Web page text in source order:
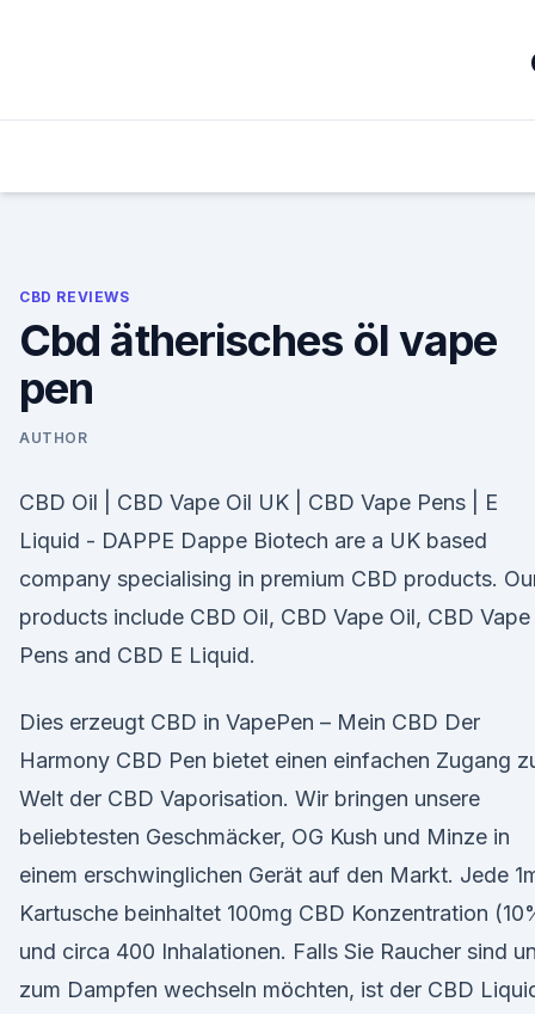
CBD REVIEWS
Cbd ätherisches öl vape
pen
AUTHOR
CBD Oil | CBD Vape Oil UK | CBD Vape Pens | E
Liquid - DAPPE Dappe Biotech are a UK based
company specialising in premium CBD products.
products include CBD Oil, CBD Vape Oil, CBD Vape
Pens and CBD E Liquid.
Dies erzeugt CBD in VapePen – Mein CBD Der
Harmony CBD Pen bietet einen einfachen Zugang
Welt der CBD Vaporisation. Wir bringen unsere
beliebtesten Geschmäcker, OG Kush und Minze in
einem erschwinglichen Gerät auf den Markt. Jede
Kartusche beinhaltet 100mg CBD Konzentration
und circa 400 Inhalationen. Falls Sie Raucher sind
zum Dampfen wechseln möchten, ist der CBD